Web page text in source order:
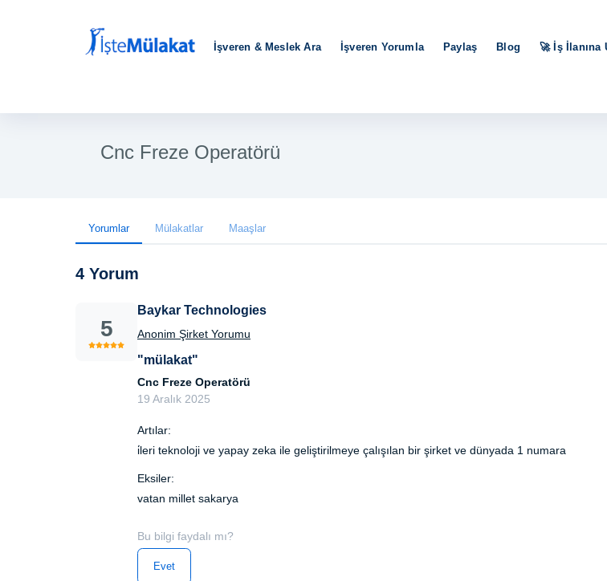
İşveren & Meslek Ara İşveren Yorumla Paylaş Blog 🚀 İş İlanına
Cnc Freze Operatörü
Yorumlar Mülakatlar Maaşlar
4 Yorum
5
Baykar Technologies
Anonim Şirket Yorumu
"mülakat"
Cnc Freze Operatörü
19 Aralık 2025
Artılar:
i̇leri teknoloji ve yapay zeka ile geliştirilmeye çalışılan bir şirket ve dünyada 1 numara
Eksiler:
vatan millet sakarya
Bu bilgi faydalı mı?
Evet